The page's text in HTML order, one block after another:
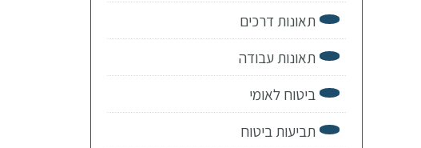
תאונות דרכים
תאונות עבודה
ביטוח לאומי
תביעות ביטוח